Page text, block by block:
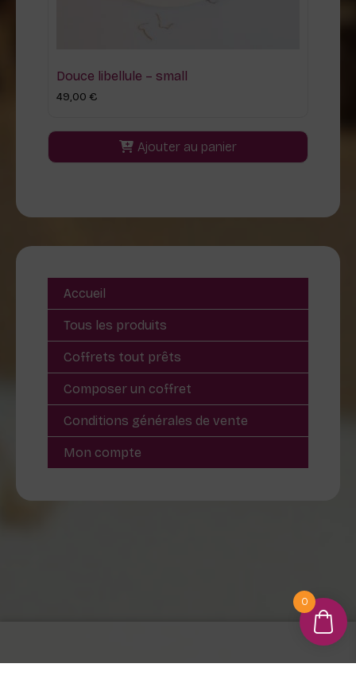
Douce libellule – small
49,00 €
Ajouter au panier
Accueil
Tous les produits
Coffrets tout prêts
Composer un coffret
Conditions générales de vente
Mon compte
0